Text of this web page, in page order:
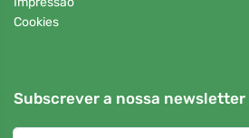
Cookies
Subscrever a nossa newsletter